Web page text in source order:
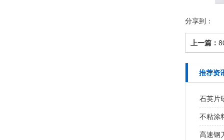
分享到：
上一篇：
推荐资
石英片
不粘涂
高速钢